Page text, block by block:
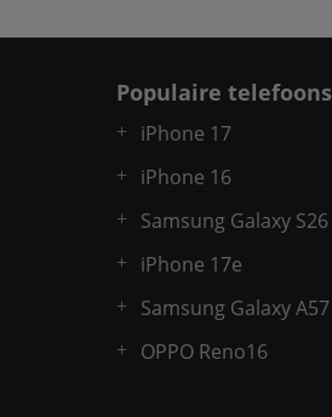
Populaire telefoons
iPhone 17
iPhone 16
Samsung Galaxy S26
iPhone 17e
Samsung Galaxy A57
OPPO Reno16